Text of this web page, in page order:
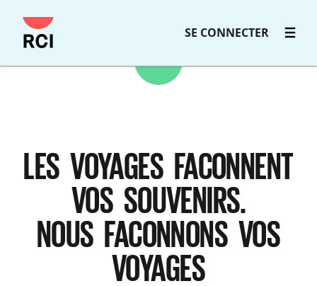
Passer
au
SE CONNECTER
LES VOYAGES FACONNENT
VOS SOUVENIRS.
NOUS FACONNONS VOS
VOYAGES